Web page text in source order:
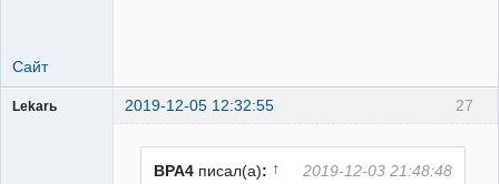
Сайт
27
Lekarь 2019-12-05 12:32:55
BPA4 писал(а): ↑
2019-12-03 21:48:48